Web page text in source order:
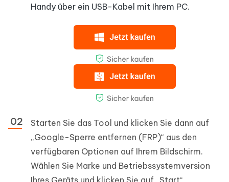
Handy über ein USB-Kabel mit Ihrem PC.
Starten Sie das Tool und klicken Sie dann auf
„Google-Sperre entfernen (FRP)“ aus den
verfügbaren Optionen auf Ihrem Bildschirm.
Wählen Sie Marke und Betriebssystemversion